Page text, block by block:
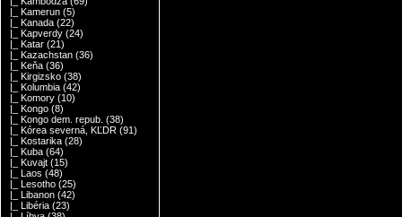
|_ Kamerun (5)
|_ Kanada (22)
|_ Kapverdy (24)
|_ Katar (21)
|_ Kazachstan (36)
|_ Keňa (36)
|_ Kirgizsko (38)
|_ Kolumbia (42)
|_ Komory (10)
|_ Kongo (8)
|_ Kongo dem. repub. (38)
|_ Kórea severná, KĽDR (91)
|_ Kostarika (28)
|_ Kuba (64)
|_ Kuvajt (15)
|_ Laos (48)
|_ Lesotho (25)
|_ Libanon (42)
|_ Libéria (23)